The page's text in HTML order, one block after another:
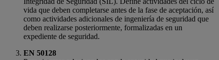
vida que deben completarse antes de la fase de aceptación, así
como actividades adicionales de ingeniería de seguridad que
deben realizarse posteriormente, formalizadas en un
expediente de seguridad.
EN 50128